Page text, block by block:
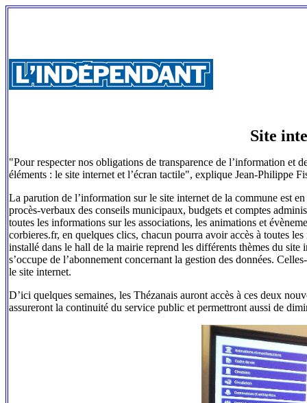
Site
"Pour respecter nos obligations de transparence de l’information et
éléments : le site internet et l’écran tactile", explique Jean-Philippe
La parution de l’information sur le site internet de la commune est
procès-verbaux des conseils municipaux, budgets et comptes
toutes les informations sur les associations, les animations et
corbieres.fr, en quelques clics, chacun pourra avoir accès à toutes
installé dans le hall de la mairie reprend les différents thèmes du
s’occupe de l’abonnement concernant la gestion des données.
le site internet.
D’ici quelques semaines, les Thézanais auront accès à ces deux
assureront la continuité du service public et permettront aussi de